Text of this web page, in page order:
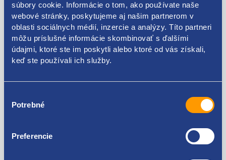
súbory cookie. Informácie o tom, ako používate naše
webové stránky, poskytujeme aj našim partnerom v
oblasti sociálnych médií, inzercie a analýzy. Títo partneri
môžu príslušné informácie skombinovať s ďalšími
údajmi, ktoré ste im poskytli alebo ktoré od vás získali,
keď ste používali ich služby.
súhlasu
Potrebné
Preferencie
Kódy produktov
038131521J
Použiteľné pre vozidlá
Škoda Octavia I 1996-2010 1.9 TDI
Audi A3 (8L) 1996 - 2003 1.9 TDI